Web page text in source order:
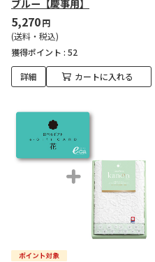
ブルー【慶事用】
5,270円
(送料・税込)
獲得ポイント : 52
詳細 カートに入れる